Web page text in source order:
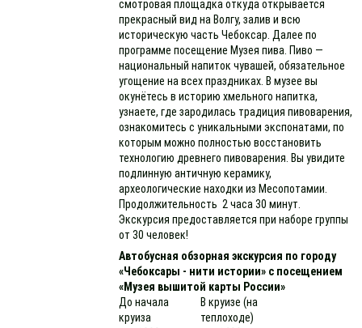
смотровая площадка откуда открывается
прекрасный вид на Волгу, залив и всю
историческую часть Чебоксар. Далее по
программе посещение Музея пива. Пиво —
национальный напиток чувашей, обязательное
угощение на всех праздниках. В музее вы
окунётесь в историю хмельного напитка,
узнаете, где зародилась традиция пивоварения,
ознакомитесь с уникальными экспонатами, по
которым можно полностью восстановить
технологию древнего пивоварения. Вы увидите
подлинную античную керамику,
археологические находки из Месопотамии.
Продолжительность 2 часа 30 минут.
Экскурсия предоставляется при наборе группы
от 30 человек!
Автобусная обзорная экскурсия по городу
«Чебоксары - нити истории» с посещением
«Музея вышитой карты России»
До начала
круиза
В круизе (на
теплоходе)